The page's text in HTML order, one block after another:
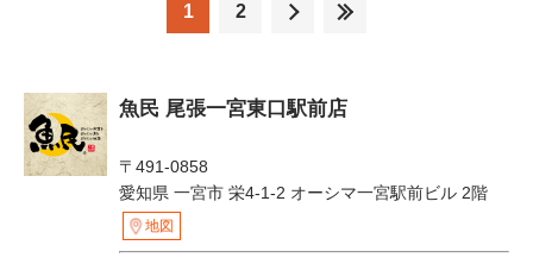
1 2
魚民 尾張一宮東口駅前店
〒491-0858
愛知県 一宮市 栄4-1-2 オーシマ一宮駅前ビル 2階
地図